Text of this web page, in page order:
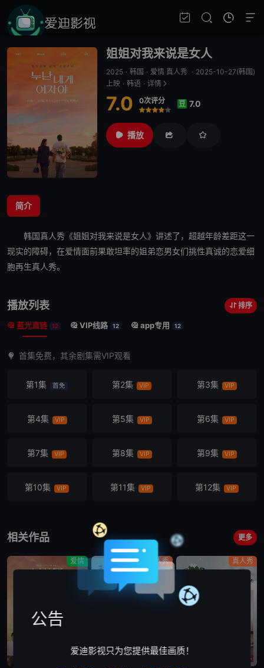
姐姐对我来说是女人
2025 · 韩国 · 爱情 真人秀 · 2025-10-27(韩国)
上映 · 韩语 · 详情
7.0 0次评分
很差
较差
还行推荐力荐
豆 7.0
播放
简介
韩国真人秀《姐姐对我来说是女人》讲述了，超越年龄差距这一
现实的障碍，在爱情面前果敢坦率的姐弟恋男女们挑性真诚的恋爱细
胞再生真人秀。
播放列表 排序
蓝光直链 12 VIP线路 12 app专用 12
首集免费，其余剧集需VIP观看
第1集 首免 第2集 VIP 第3集 VIP
第4集 VIP 第5集 VIP 第6集 VIP
第7集 VIP 第8集 VIP 第9集 VIP
第10集 VIP 第11集 VIP 第12集 VIP
相关作品 更多
爱情 真人秀 真人秀
公告
爱迪影视只为您提供最佳画质！